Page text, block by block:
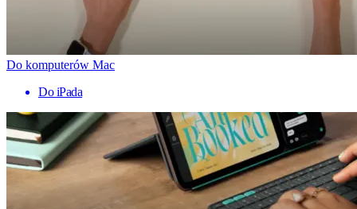
Do komputerów Mac
Do iPada